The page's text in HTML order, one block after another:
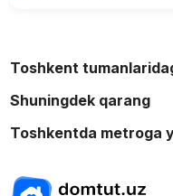
Toshkent
Shuningdek qarang
Toshkentda metroga